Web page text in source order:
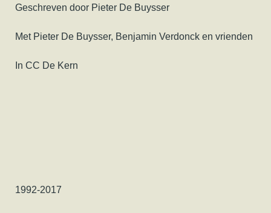
Geschreven door Pieter De Buysser
Met Pieter De Buysser, Benjamin Verdonck en vrienden
In CC De Kern
1992-2017